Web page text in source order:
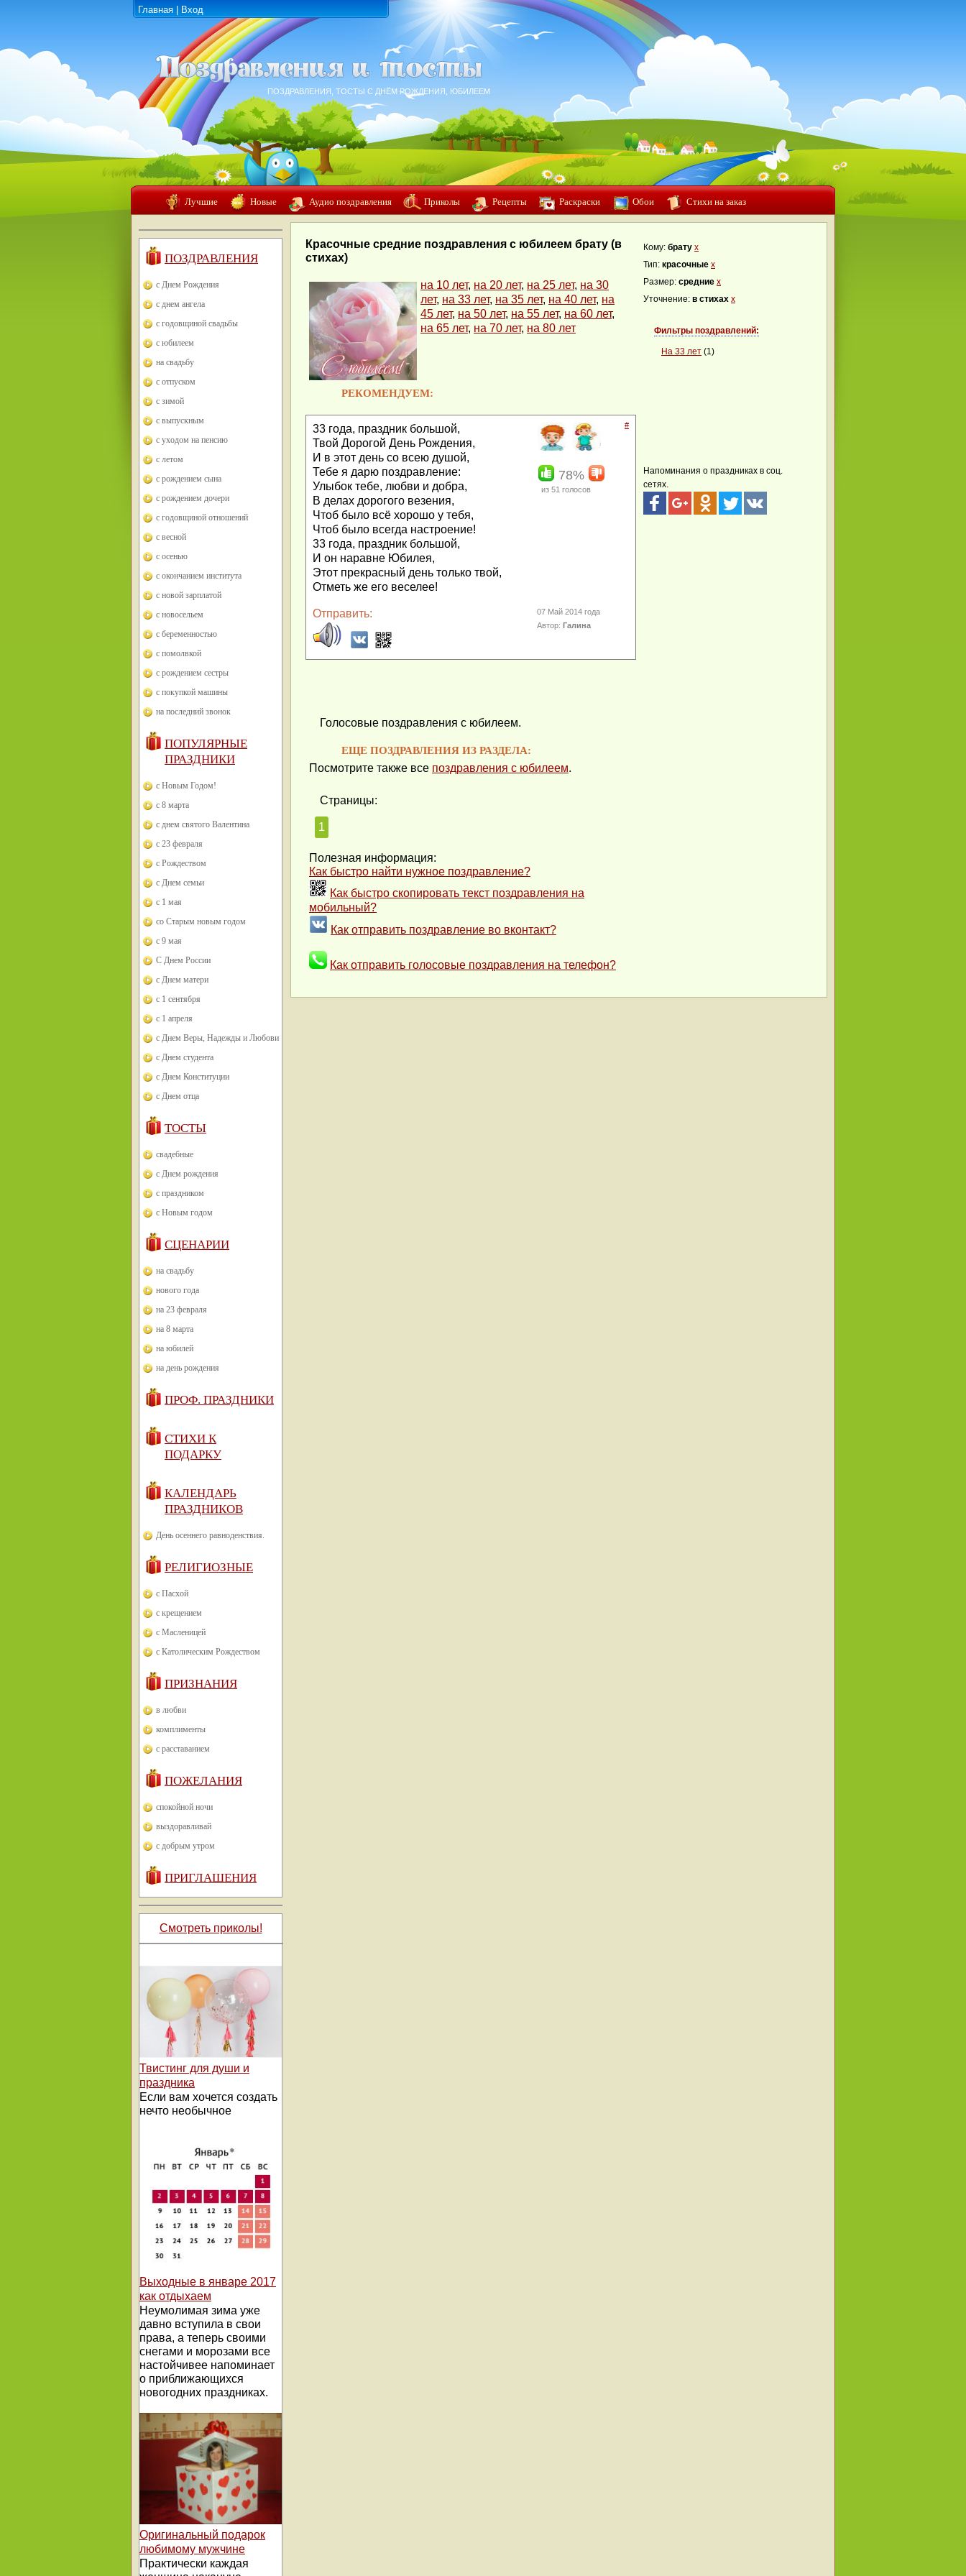
Главная Вход
ПОЗДРАВЛЕНИЯ, ТОСТЫ С ДНЁМ РОЖДЕНИЯ, ЮБИЛЕЕМ
Лучшие Новые Аудио поздравления Приколы Рецепты Раскраски Обои Стихи на заказ
ПОЗДРАВЛЕНИЯ
с Днем Рождения
с днем ангела
с годовщиной свадьбы
с юбилеем
на свадьбу
с отпуском
с зимой
с выпускным
с уходом на пенсию
с летом
с рождением сына
с рождением дочери
с годовщиной отношений
с весной
с осенью
с окончанием института
с новой зарплатой
с новосельем
с беременностью
с помолвкой
с рождением сестры
с покупкой машины
на последний звонок
ПОПУЛЯРНЫЕ
ПРАЗДНИКИ
с Новым Годом!
с 8 марта
с днем святого Валентина
с 23 февраля
с Рождеством
с Днем семьи
с 1 мая
со Старым новым годом
с 9 мая
С Днем России
с Днем матери
с 1 сентября
с 1 апреля
с Днем Веры, Надежды и Любови
с Днем студента
с Днем Конституции
с Днем отца
ТОСТЫ
свадебные
с Днем рождения
с праздником
с Новым годом
СЦЕНАРИИ
на свадьбу
нового года
на 23 февраля
на 8 марта
на юбилей
на день рождения
ПРОФ. ПРАЗДНИКИ
СТИХИ К
ПОДАРКУ
КАЛЕНДАРЬ
ПРАЗДНИКОВ
День осеннего равноденствия.
РЕЛИГИОЗНЫЕ
с Пасхой
с крещением
с Масленицей
с Католическим Рождеством
ПРИЗНАНИЯ
в любви
комплименты
с расставанием
ПОЖЕЛАНИЯ
спокойной ночи
выздоравливай
с добрым утром
ПРИГЛАШЕНИЯ
Смотреть приколы!
Твистинг для души и
праздника
Если вам хочется создать
нечто необычное
Выходные в январе 2017
как отдыхаем
Неумолимая зима уже
давно вступила в свои
права, а теперь своими
снегами и морозами все
настойчивее напоминает
о приближающихся
новогодних праздниках.
Оригинальный подарок
любимому мужчине
Практически каждая
Красочные средние поздравления с юбилеем брату (в
стихах)
на 10 лет, на 20 лет, на 25 лет, на 30
лет, на 33 лет, на 35 лет, на 40 лет, на
45 лет, на 50 лет, на 55 лет, на 60 лет,
на 65 лет, на 70 лет, на 80 лет
РЕКОМЕНДУЕМ:
33 года, праздник большой,
Твой Дорогой День Рождения,
И в этот день со всею душой,
Тебе я дарю поздравление:
Улыбок тебе, любви и добра,
В делах дорогого везения,
Чтоб было всё хорошо у тебя,
Чтоб было всегда настроение!
33 года, праздник большой,
И он наравне Юбилея,
Этот прекрасный день только твой,
Отметь же его веселее!
#
78%
из 51 голосов
Отправить:
07 Май 2014 года
Автор: Галина
Голосовые поздравления с юбилеем.
ЕЩЕ ПОЗДРАВЛЕНИЯ ИЗ РАЗДЕЛА:
Посмотрите также все поздравления с юбилеем.
Страницы:
1
Полезная информация:
Как быстро найти нужное поздравление?
Как быстро скопировать текст поздравления на
мобильный?
Как отправить поздравление во вконтакт?
Как отправить голосовые поздравления на телефон?
Кому: брату x
Тип: красочные x
Размер: средние x
Уточнение: в стихах x
Фильтры поздравлений:
На 33 лет (1)
Напоминания о праздниках в соц.
сетях.